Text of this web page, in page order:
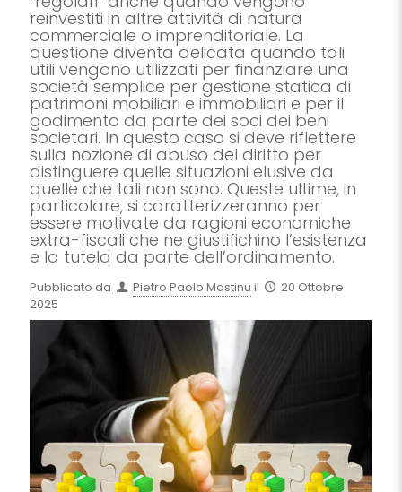
reinvestiti in altre attività di natura
commerciale o imprenditoriale. La
questione diventa delicata quando tali
utili vengono utilizzati per finanziare una
società semplice per gestione statica di
patrimoni mobiliari e immobiliari e per il
godimento da parte dei soci dei beni
societari. In questo caso si deve riflettere
sulla nozione di abuso del diritto per
distinguere quelle situazioni elusive da
quelle che tali non sono. Queste ultime, in
particolare, si caratterizzeranno per
essere motivate da ragioni economiche
extra-fiscali che ne giustifichino l’esistenza
e la tutela da parte dell’ordinamento.
Pubblicato da Pietro Paolo Mastinu il
20 Ottobre
2025